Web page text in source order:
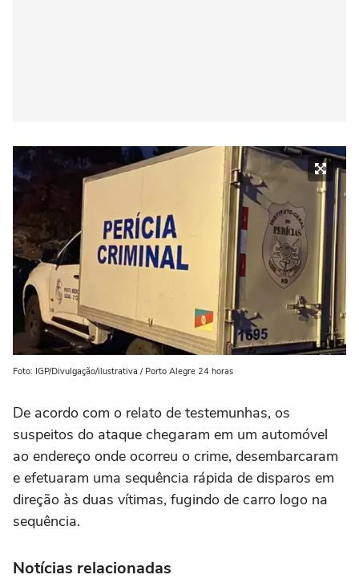
Foto: IGP/Divulgação/ilustrativa / Porto Alegre 24 horas
De acordo com o relato de testemunhas, os
suspeitos do ataque chegaram em um automóvel
ao endereço onde ocorreu o crime, desembarcaram
e efetuaram uma sequência rápida de disparos em
direção às duas vítimas, fugindo de carro logo na
sequência.
Notícias relacionadas